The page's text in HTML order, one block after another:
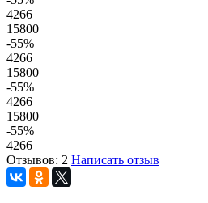
4266
15800
-55%
4266
15800
-55%
4266
15800
-55%
4266
Отзывов: 2 Написать отзыв